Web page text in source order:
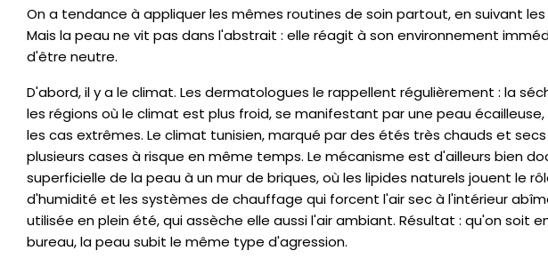
On a tendance à appliquer les mêmes routines de soin partout, en suivant
Mais la peau ne vit pas dans l'abstrait : elle réagit à son environnement
d'être neutre.
D'abord, il y a le climat. Les dermatologues le rappellent régulièrement : la
les régions où le climat est plus froid, se manifestant par une peau
les cas extrêmes. Le climat tunisien, marqué par des étés très chauds et
plusieurs cases à risque en même temps. Le mécanisme est d'ailleurs bien
superficielle de la peau à un mur de briques, où les lipides naturels jouent le
d'humidité et les systèmes de chauffage qui forcent l'air sec à l'intérieur
utilisée en plein été, qui assèche elle aussi l'air ambiant. Résultat : qu'on soit
bureau, la peau subit le même type d'agression.